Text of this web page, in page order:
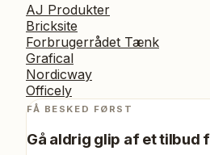
AJ Produkter
Bricksite
Forbrugerrådet Tænk
Grafical
Nordicway
Officely
FÅ BESKED FØRST
Gå aldrig glip af et tilbud